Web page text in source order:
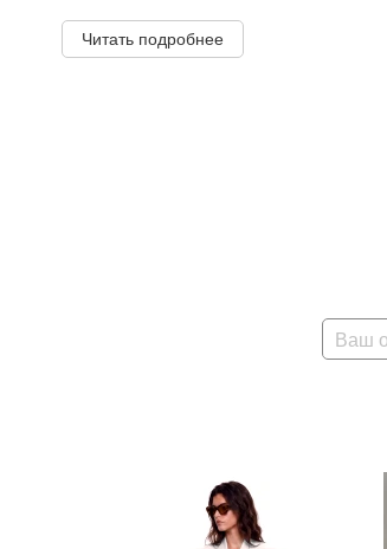
Читать подробнее
Ваш